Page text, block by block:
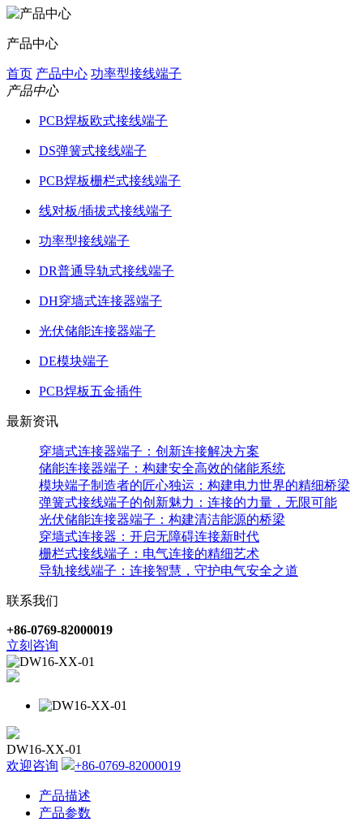
产品中心
首页 产品中心 功率型接线端子
产品中心
PCB焊板欧式接线端子
DS弹簧式接线端子
PCB焊板栅栏式接线端子
线对板/插拔式接线端子
功率型接线端子
DR普通导轨式接线端子
DH穿墙式连接器端子
光伏储能连接器端子
DE模块端子
PCB焊板五金插件
最新资讯
穿墙式连接器端子：创新连接解决方案
储能连接器端子：构建安全高效的储能系统
模块端子制造者的匠心独运：构建电力世界的精细桥梁
弹簧式接线端子的创新魅力：连接的力量，无限可能
光伏储能连接器端子：构建清洁能源的桥梁
穿墙式连接器：开启无障碍连接新时代
栅栏式接线端子：电气连接的精细艺术
导轨接线端子：连接智慧，守护电气安全之道
联系我们
+86-0769-82000019
立刻咨询
DW16-XX-01
欢迎咨询
+86-0769-82000019
产品描述
产品参数